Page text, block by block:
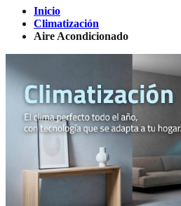
Inicio
Climatización
Aire Acondicionado